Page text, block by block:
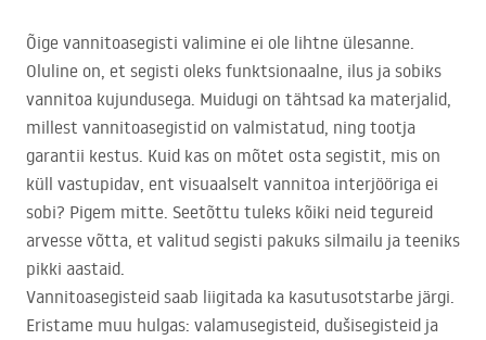
Õige vannitoasegisti valimine ei ole lihtne ülesanne.
Oluline on, et segisti oleks funktsionaalne, ilus ja sobiks
vannitoa kujundusega. Muidugi on tähtsad ka materjalid,
millest vannitoasegistid on valmistatud, ning tootja
garantii kestus. Kuid kas on mõtet osta segistit, mis on
küll vastupidav, ent visuaalselt vannitoa interjööriga ei
sobi? Pigem mitte. Seetõttu tuleks kõiki neid tegureid
arvesse võtta, et valitud segisti pakuks silmailu ja teeniks
pikki aastaid.
Vannitoasegisteid saab liigitada ka kasutusotstarbe järgi.
Eristame muu hulgas: valamusegisteid, dušisegisteid ja